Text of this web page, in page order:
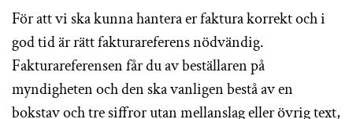
För att vi ska kunna hantera er faktura korrekt och i
god tid är rätt fakturareferens nödvändig.
Fakturareferensen får du av beställaren på
myndigheten och den ska vanligen bestå av en
bokstav och tre siffror utan mellanslag eller övrig text,